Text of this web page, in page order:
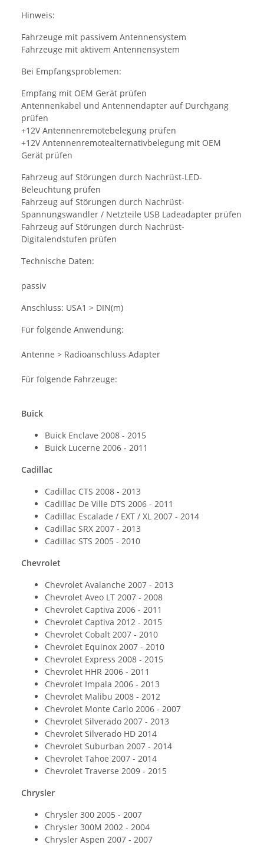
Hinweis:
Fahrzeuge mit passivem Antennensystem
Fahrzeuge mit aktivem Antennensystem
Bei Empfangsproblemen:
Empfang mit OEM Gerät prüfen
Antennenkabel und Antennendapter auf Durchgang
prüfen
+12V Antennenremotebelegung prüfen
+12V Antennenremotealternativbelegung mit OEM
Gerät prüfen
Fahrzeug auf Störungen durch Nachrüst-LED-
Beleuchtung prüfen
Fahrzeug auf Störungen durch Nachrüst-
Spannungswandler / Netzteile USB Ladeadapter prüfen
Fahrzeug auf Störungen durch Nachrüst-
Digitalendstufen prüfen
Technische Daten:
passiv
Anschluss: USA1 > DIN(m)
Für folgende Anwendung:
Antenne > Radioanschluss Adapter
Für folgende Fahrzeuge:
Buick
Buick Enclave 2008 - 2015
Buick Lucerne 2006 - 2011
Cadillac
Cadillac CTS 2008 - 2013
Cadillac De Ville DTS 2006 - 2011
Cadillac Escalade / EXT / XL 2007 - 2014
Cadillac SRX 2007 - 2013
Cadillac STS 2005 - 2010
Chevrolet
Chevrolet Avalanche 2007 - 2013
Chevrolet Aveo LT 2007 - 2008
Chevrolet Captiva 2006 - 2011
Chevrolet Captiva 2012 - 2015
Chevrolet Cobalt 2007 - 2010
Chevrolet Equinox 2007 - 2010
Chevrolet Express 2008 - 2015
Chevrolet HHR 2006 - 2011
Chevrolet Impala 2006 - 2013
Chevrolet Malibu 2008 - 2012
Chevrolet Monte Carlo 2006 - 2007
Chevrolet Silverado 2007 - 2013
Chevrolet Silverado HD 2014
Chevrolet Suburban 2007 - 2014
Chevrolet Tahoe 2007 - 2014
Chevrolet Traverse 2009 - 2015
Chrysler
Chrysler 300 2005 - 2007
Chrysler 300M 2002 - 2004
Chrysler Aspen 2007 - 2007